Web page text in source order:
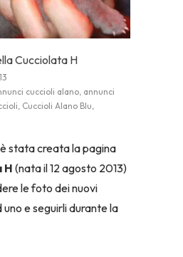
Cucciolata H
cuccioli alano, annunci
Cuccioli Alano Blu,
stata creata la pagina
H (nata il 12 agosto 2013)
le foto dei nuovi
uno e seguirli durante la